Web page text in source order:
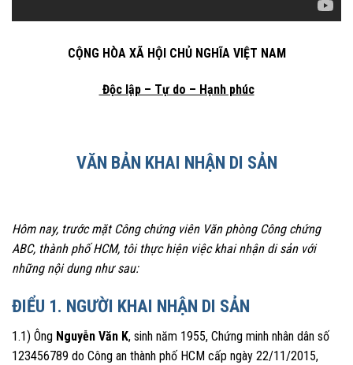
CỘNG HÒA XÃ HỘI CHỦ NGHĨA VIỆT NAM
Độc lập – Tự do – Hạnh phúc
VĂN BẢN KHAI NHẬN DI SẢN
Hôm nay, trước mặt Công chứng viên Văn phòng Công chứng
ABC, thành phố HCM, tôi thực hiện việc khai nhận di sản với
những nội dung như sau:
ĐIỂU 1. NGƯỜI KHAI NHẬN DI SẢN
1.1) Ông Nguyễn Văn K, sinh năm 1955, Chứng minh nhân dân số
123456789 do Công an thành phố HCM cấp ngày 22/11/2015,